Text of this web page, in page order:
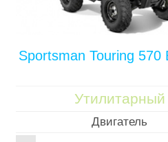
Sportsman Touring 570
Утилитарный
Двигатель